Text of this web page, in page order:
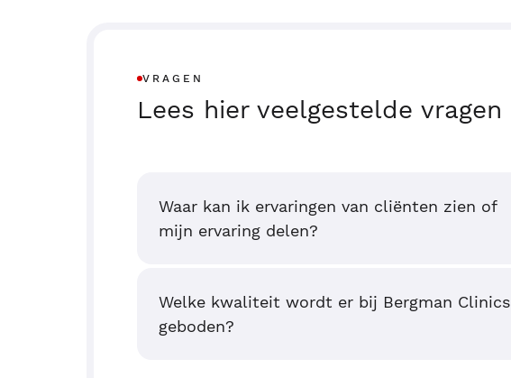
VRAGEN
Lees hier veelgestelde vragen
Waar kan ik ervaringen van cliënten zien of
mijn ervaring delen?
Welke kwaliteit wordt er bij Bergman Clinics
geboden?